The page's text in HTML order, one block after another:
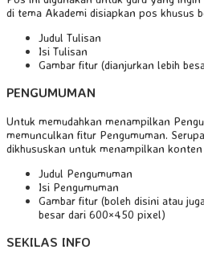
di tema Akademi disiapkan pos khusus
Judul Tulisan
Isi Tulisan
Gambar fitur (dianjurkan lebih
PENGUMUMAN
Untuk memudahkan menampilkan
memunculkan fitur Pengumuman.
dikhususkan untuk menampilkan konten
Judul Pengumuman
Isi Pengumuman
Gambar fitur (boleh disini atau
besar dari 600×450 pixel)
SEKILAS INFO